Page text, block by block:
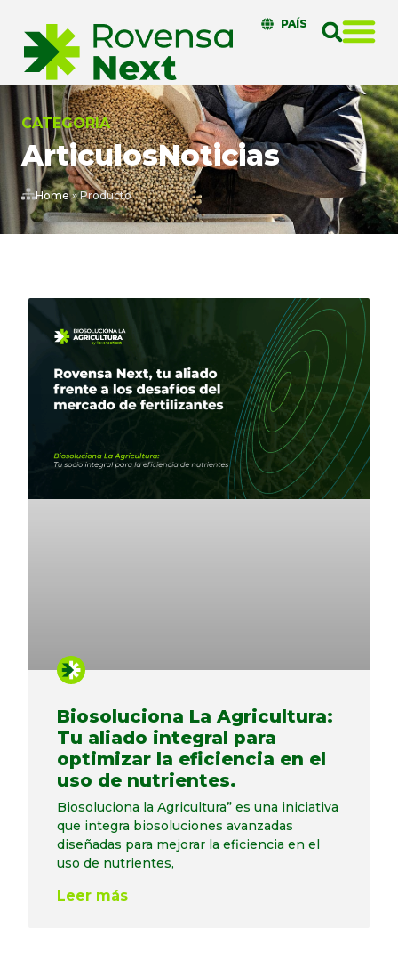
PAÍS
CATEGORIA
ArticulosNoticias
Home»Producto
Biosoluciona La Agricultura:
Tu aliado integral para
optimizar la eficiencia en el
uso de nutrientes.
Biosoluciona la Agricultura” es una iniciativa
que integra biosoluciones avanzadas
diseñadas para mejorar la eficiencia en el
uso de nutrientes,
Leer más